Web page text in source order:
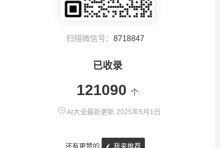
扫描微信号： 8718847
已收录
121090 个
AI大全最新更新 2025年5月1日
还有更赞的 我来推荐